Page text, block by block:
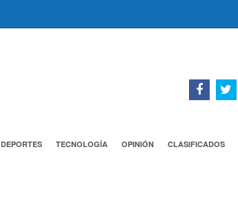
DEPORTES TECNOLOGÍA OPINIÓN CLASIFICADOS